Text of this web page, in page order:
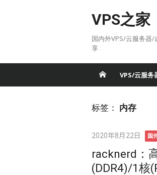
VPS之家
国内外VPS/云服务器
享
VPS/云服务
标签： 内存
Posted
2020年8月22日 国
racknerd：
(DDR4)/1核